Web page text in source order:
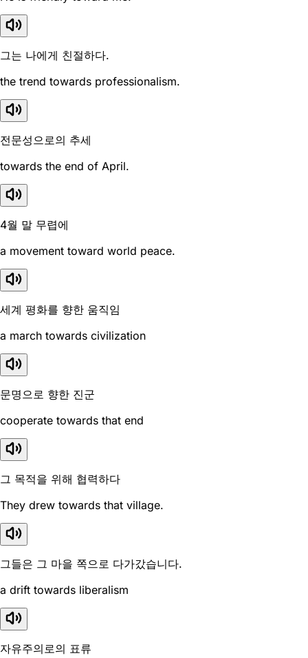
그는 나에게 친절하다.
the trend towards professionalism.
전문성으로의 추세
towards the end of April.
4월 말 무렵에
a movement toward world peace.
세계 평화를 향한 움직임
a march towards civilization
문명으로 향한 진군
cooperate towards that end
그 목적을 위해 협력하다
They drew towards that village.
그들은 그 마을 쪽으로 다가갔습니다.
a drift towards liberalism
자유주의로의 표류